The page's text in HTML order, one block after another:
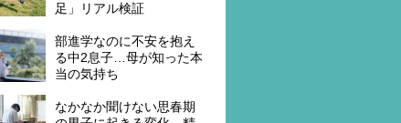
足」リアル検証
部進学なのに不安を抱え
る中2息子…母が知った本
当の気持ち
なかなか聞けない思春期